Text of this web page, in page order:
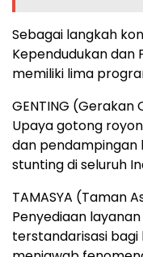
Sebagai langkah
Kependudukan dan
memiliki lima
GENTING (Gerakan
Upaya gotong
dan pendampingan
stunting di seluruh
TAMASYA (Taman
Penyediaan
terstandarisasi bagi